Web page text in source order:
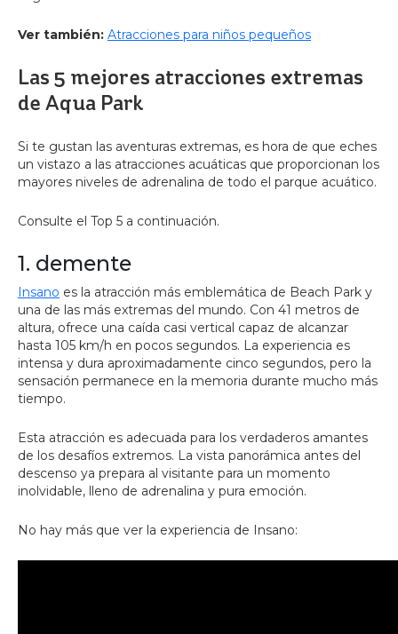
Ver también: Atracciones para niños pequeños
Las 5 mejores atracciones extremas
de Aqua Park
Si te gustan las aventuras extremas, es hora de que eches
un vistazo a las atracciones acuáticas que proporcionan los
mayores niveles de adrenalina de todo el parque acuático.
Consulte el Top 5 a continuación.
1. demente
Insano es la atracción más emblemática de Beach Park y
una de las más extremas del mundo. Con 41 metros de
altura, ofrece una caída casi vertical capaz de alcanzar
hasta 105 km/h en pocos segundos. La experiencia es
intensa y dura aproximadamente cinco segundos, pero la
sensación permanece en la memoria durante mucho más
tiempo.
Esta atracción es adecuada para los verdaderos amantes
de los desafíos extremos. La vista panorámica antes del
descenso ya prepara al visitante para un momento
inolvidable, lleno de adrenalina y pura emoción.
No hay más que ver la experiencia de Insano: